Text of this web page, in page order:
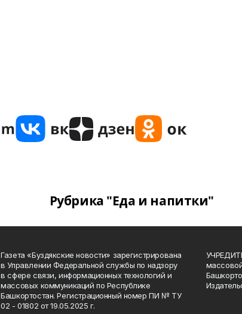
Рубрика "Еда и напитки"
Газета «Буздякские новости» зарегистрирована
в Управлении Федеральной службы по надзору
в сфере связи, информационных технологий и
массовых коммуникаций по Республике
Башкортостан. Регистрационный номер ПИ № ТУ
02 - 01802 от 19.05.2025 г.